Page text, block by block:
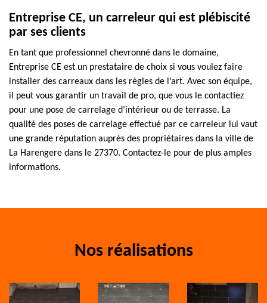
Entreprise CE, un carreleur qui est plébiscité
par ses clients
En tant que professionnel chevronné dans le domaine,
Entreprise CE est un prestataire de choix si vous voulez faire
installer des carreaux dans les règles de l’art. Avec son équipe,
il peut vous garantir un travail de pro, que vous le contactiez
pour une pose de carrelage d’intérieur ou de terrasse. La
qualité des poses de carrelage effectué par ce carreleur lui vaut
une grande réputation auprès des propriétaires dans la ville de
La Harengere dans le 27370. Contactez-le pour de plus amples
informations.
Nos réalisations